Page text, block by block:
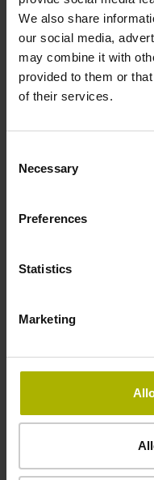
We also share
our social media,
may combine it with
provided to them or
of their services.
Selection
Necessary
Preferences
Statistics
Marketing
keine
Referenzimpulsbreite
90°
Max. Abtastfrequenz
Elektrischer Anschluss
Flanschdose, Stift, 14-